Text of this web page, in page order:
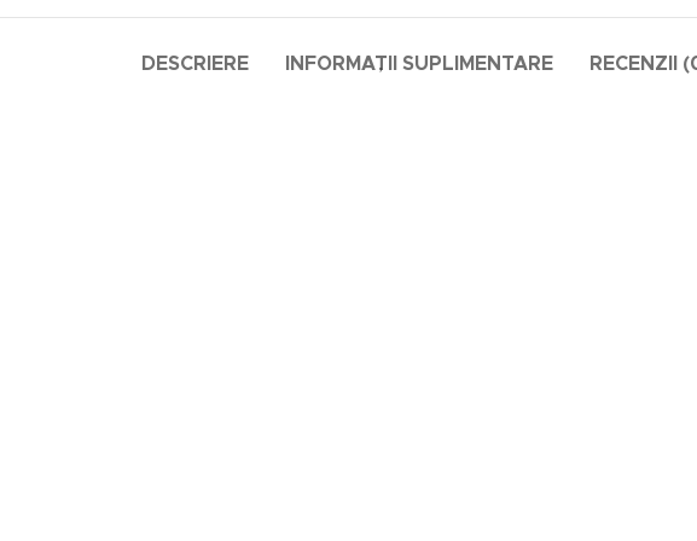
DESCRIERE INFORMAȚII SUPLIMENTARE RECENZII